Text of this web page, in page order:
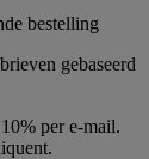
bestelling
gebaseerd
per e-mail.